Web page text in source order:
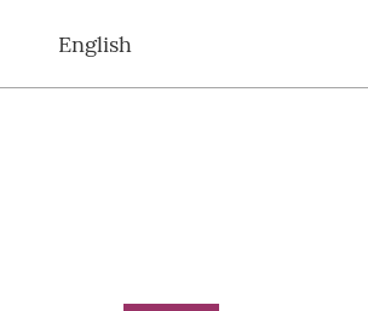
English